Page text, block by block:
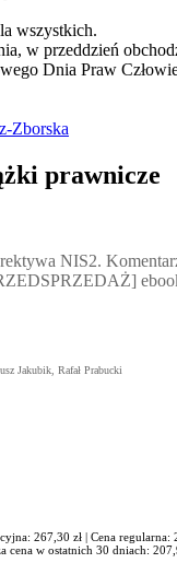
wszystkich.
w przeddzień
Dnia Praw
Zborska
prawnicze
NIS2.
Jakubik, Rafał Prabucki
267,30 zł | Cena regularna:
cena w ostatnich 30 dniach: